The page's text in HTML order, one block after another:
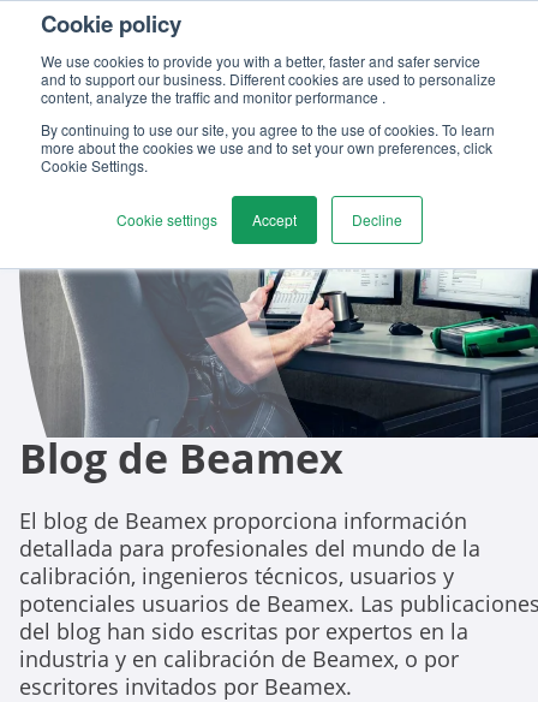
Cookie policy
We use cookies to provide you with a better, faster and safer service
and to support our business. Different cookies are used to personalize
content, analyze the traffic and monitor performance .
By continuing to use our site, you agree to the use of cookies. To learn
more about the cookies we use and to set your own preferences, click
Cookie Settings.
Cookie settings Accept Decline
Blog de Beamex
El blog de Beamex proporciona información
detallada para profesionales del mundo de la
calibración, ingenieros técnicos, usuarios y
potenciales usuarios de Beamex. Las
del blog han sido escritas por expertos en la
industria y en calibración de Beamex, o por
escritores invitados por Beamex.